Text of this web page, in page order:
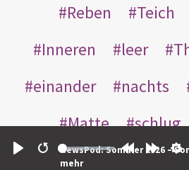
Restart
NewsPod: Sommer 2026 –
mehr
Reben
Teich
Inneren
leer
einander
nachts
Matte
schlug
Rabbuni
Martha